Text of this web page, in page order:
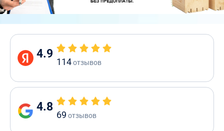
4.9
114отзывов
4.8
69 отзывов